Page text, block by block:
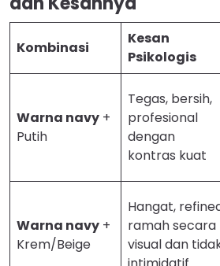
Kombinasi
Kesan
Psikologis
Warna navy +
Putih
Tegas, bersih,
profesional
dengan
kontras kuat
Warna navy +
Krem/Beige
Hangat,
ramah secara
visual dan